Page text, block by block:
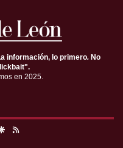
información, lo primero. No
en 2025.
Google Discover